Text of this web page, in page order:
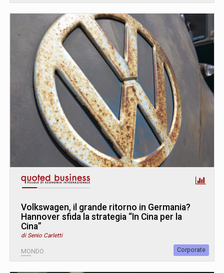
Volkswagen, il grande ritorno in Germania?
Hannover sfida la strategia “In Cina per la
Cina”
di Senio Carletti
MONDO Corporate